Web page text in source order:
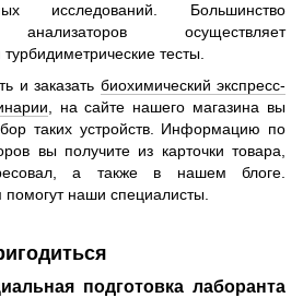
исследований. Большинство
анализаторов осуществляет
тесты.
и заказать биохимический экспресс-
, на сайте нашего магазина вы
таких устройств. Информацию по
вы получите из карточки товара,
а также в нашем блоге.
наши специалисты.
подготовка лаборанта